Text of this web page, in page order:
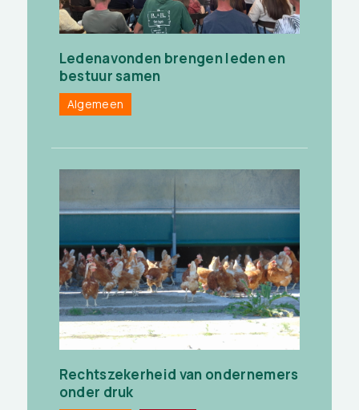
Ledenavonden brengen leden en
bestuur samen
Algemeen
Rechtszekerheid van ondernemers
onder druk